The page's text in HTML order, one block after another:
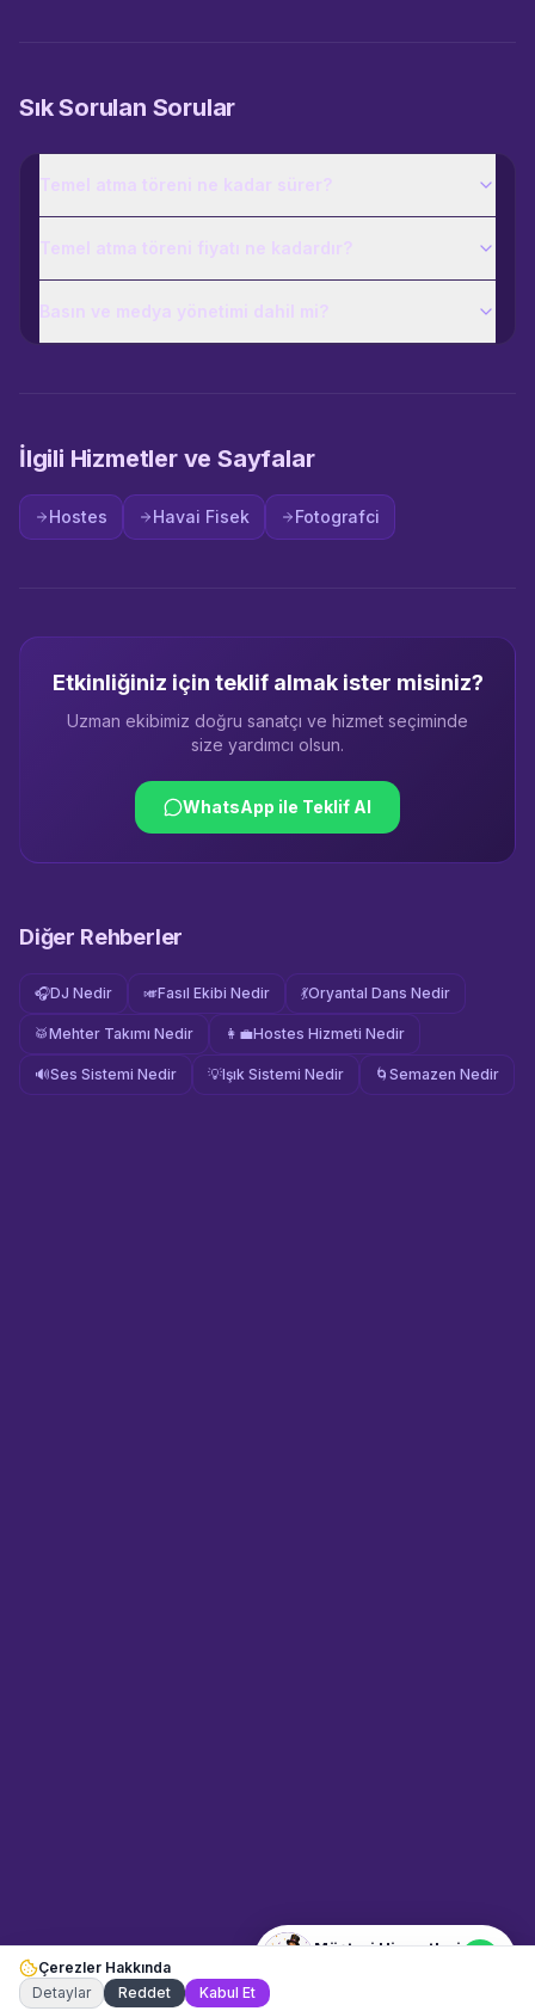
Sık Sorulan Sorular
Temel atma töreni ne kadar sürer?
Temel atma töreni fiyatı ne kadardır?
Basın ve medya yönetimi dahil mi?
İlgili Hizmetler ve Sayfalar
Hostes Havai Fisek Fotografci
Etkinliğiniz için teklif almak ister misiniz?
Uzman ekibimiz doğru sanatçı ve hizmet seçiminde
size yardımcı olsun.
WhatsApp ile Teklif Al
Diğer Rehberler
🎧DJ Nedir 🎺Fasıl Ekibi Nedir 💃Oryantal Dans Nedir
🥁Mehter Takımı Nedir 👩‍💼Hostes Hizmeti Nedir
🔊Ses Sistemi Nedir 💡Işık Sistemi Nedir 🌀 Semazen Nedir
Müşteri Hizmetleri
Çerezler Hakkında
Detaylar
Reddet Kabul Et